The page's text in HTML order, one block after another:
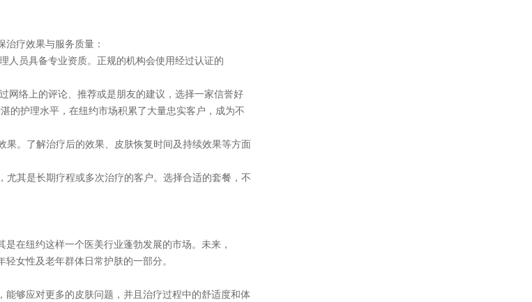
疗效果与服务质量：
员具备专业资质。正规的机构会使用经过认证的
络上的评论、推荐或是朋友的建议，选择一家信誉好
护理水平，在纽约市场积累了大量忠实客户，成为不
。了解治疗后的效果、皮肤恢复时间及持续效果等方面
其是长期疗程或多次治疗的客户。选择合适的套餐，不
在纽约这样一个医美行业蓬勃发展的市场。未来，
女性及老年群体日常护肤的一部分。
够应对更多的皮肤问题，并且治疗过程中的舒适度和体